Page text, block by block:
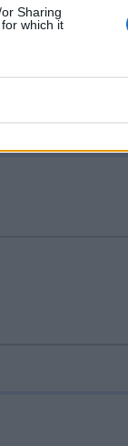
Sharing
which it